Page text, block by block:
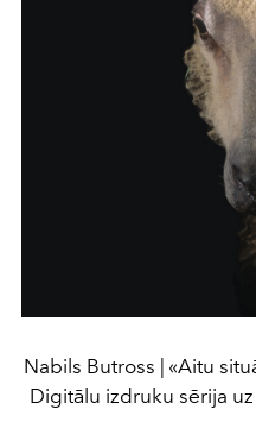
Nabils Butross | «Aitu
Digitālu izdruku sērija